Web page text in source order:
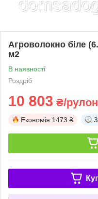
Агроволокно біле
м2
В наявності
Роздріб
10 803 ₴/рулон
Економія 1473 ₴